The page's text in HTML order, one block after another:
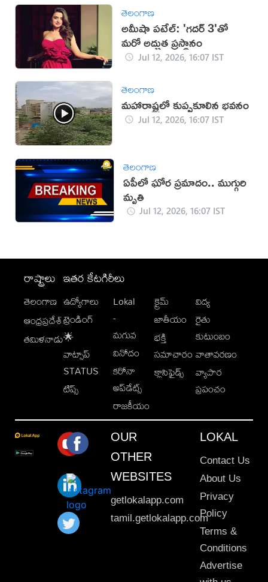
తెలంగాణ
అమీషా పటేల్: 'గదర్ 3'తో
మరో అద్భుత ప్రస్థానం
Jul 12, 2026, 16:07 IST
తెలంగాణ
మహారాష్ట్రలో కుప్పకూలిన భవనం
Jul 12, 2026, 16:07 IST
తెలంగాణ
ఏపీలో ఘోర ప్రమాదం.. ముగ్గురి
మృతి
Jul 12, 2026, 16:07 IST
రాష్ట్రాలు
తెలంగాణ
ఆంధ్రప్రదేశ్
తమిళనాడు
ఇతర కేటగిరీలు
ఉద్యోగాలు
ట్రెండింగ్
🌟
వాట్సాప్
STATUS
టిప్స్
Lokal
-
మగువ
వినోదం
కరోనా
అప్‌డేట్స్
రాజకీయం
క్రైమ్
జాతీయం
భక్తి
సమాచారం
క్లాసిఫైడ్స్
విద్య
రైతు
కుటుంబం
వాతావరణం
వ్యాపార
ప్రపంచం
OUR
OTHER
WEBSITES
getlokalapp.com
tamil.getlokalapp.com
LOKAL
Contact Us
About Us
Privacy
Policy
Terms &
Conditions
Advertise